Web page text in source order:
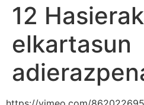
12
elkartasun